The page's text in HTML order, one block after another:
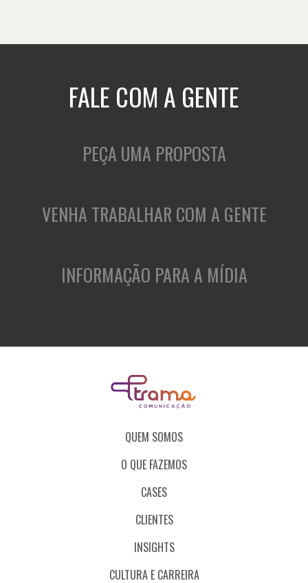
FALE COM A GENTE
PEÇA UMA PROPOSTA
VENHA TRABALHAR COM A GENTE
INFORMAÇÃO PARA A MÍDIA
QUEM SOMOS
O QUE FAZEMOS
CASES
CLIENTES
INSIGHTS
CULTURA E CARREIRA